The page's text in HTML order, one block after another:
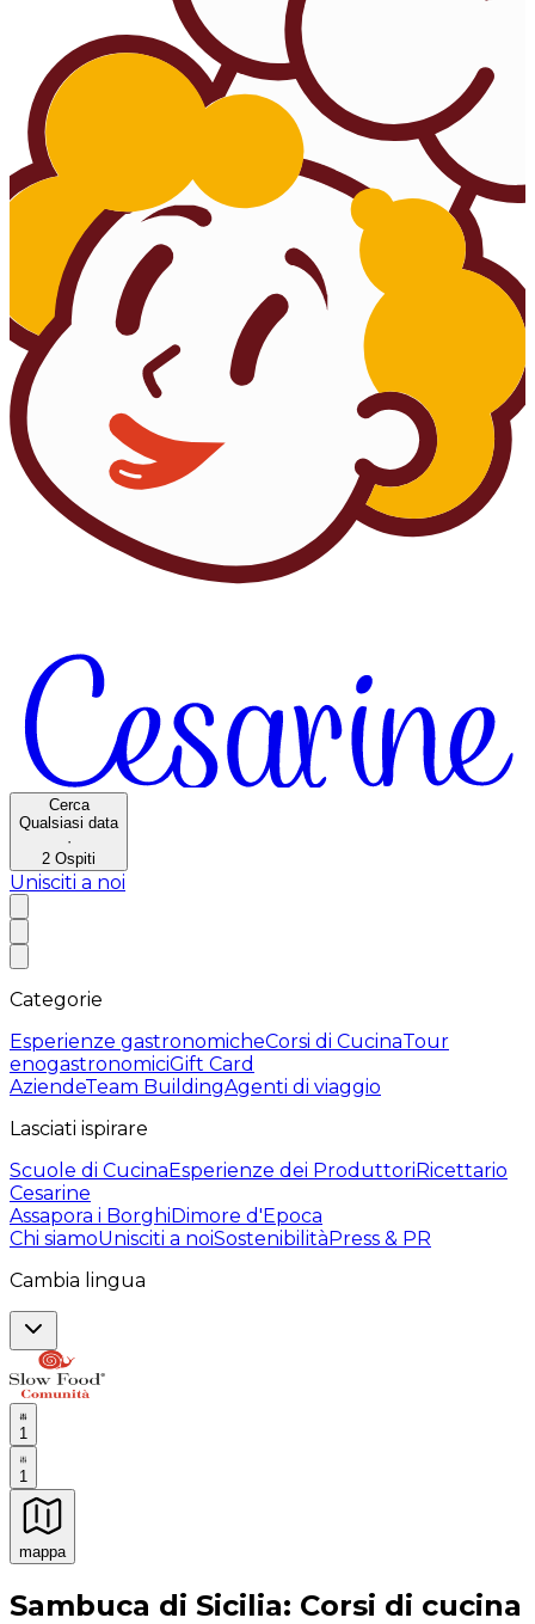
Cerca
Qualsiasi data
·
2 Ospiti
Unisciti a noi
Categorie
Esperienze gastronomicheCorsi di CucinaTour
enogastronomiciGift Card
AziendeTeam BuildingAgenti di viaggio
Lasciati ispirare
Scuole di CucinaEsperienze dei ProduttoriRicettario
Cesarine
Assapora i BorghiDimore d'Epoca
Chi siamoUnisciti a noiSostenibilitàPress & PR
Cambia lingua
1
1
mappa
Esperienze culinarie indimenticabili: Esperienze
Sambuca di Sicilia: Corsi di cucina